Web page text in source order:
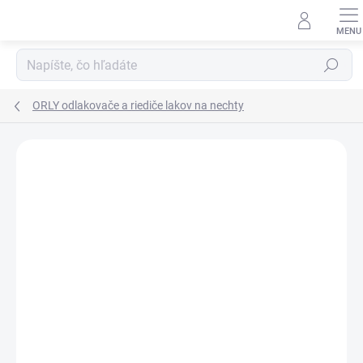
Hľadať
ORLY odlakovače a riediče lakov na nechty